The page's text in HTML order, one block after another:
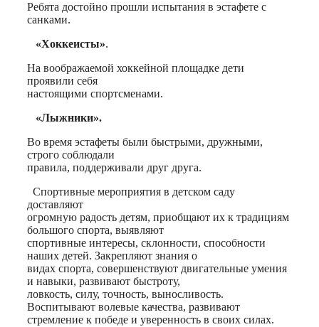
Ребята достойно прошли испытания в эстафете с
санками.
«Хоккеисты».
На воображаемой хоккейной площадке дети
проявили себя
настоящими спортсменами.
«Лыжники».
Во время эстафеты были быстрыми, дружными,
строго соблюдали
правила, поддерживали друг друга.
Спортивные мероприятия в детском саду
доставляют
огромную радость детям, приобщают их к традициям
большого спорта, выявляют
спортивные интересы, склонности, способности
наших детей. Закрепляют знания о
видах спорта, совершенствуют двигательные умения
и навыки, развивают быстроту,
ловкость, силу, точность, выносливость.
Воспитывают волевые качества, развивают
стремление к победе и уверенность в своих силах.